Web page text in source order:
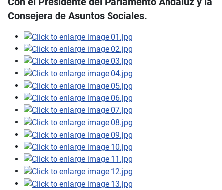
Consejera de Asuntos Sociales.